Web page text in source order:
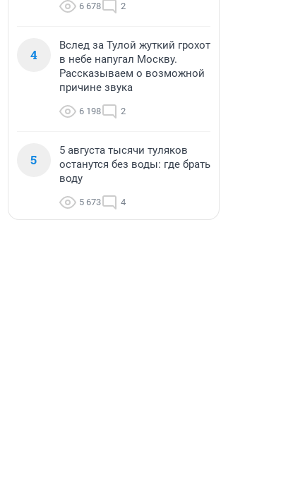
6 678 2
4
Вслед за Тулой жуткий грохот
в небе напугал Москву.
Рассказываем о возможной
причине звука
6 198 2
5
5 августа тысячи туляков
останутся без воды: где брать
воду
5 673 4